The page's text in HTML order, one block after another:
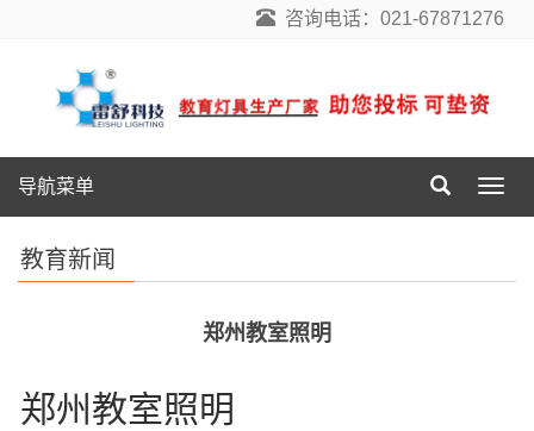
咨询电话：021-67871276
导
航
导航菜单
教育新闻
郑州教室照明
郑州教室照明